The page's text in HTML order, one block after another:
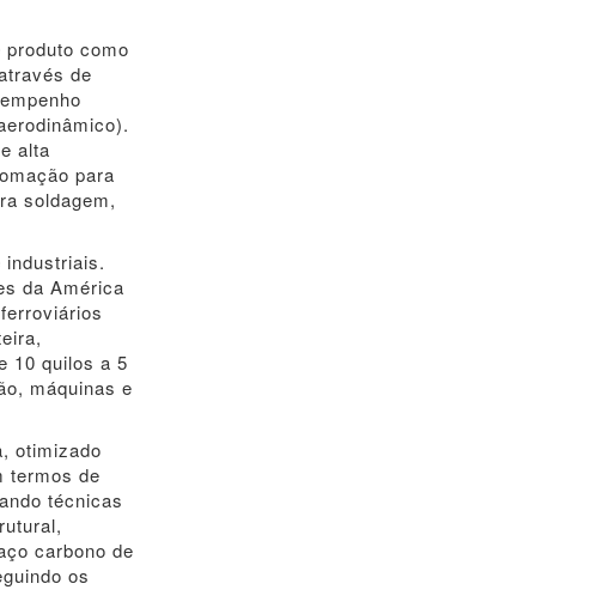
como
de
alta
para
soldagem,
industriais.
da América
10 quilos a 5
máquinas e
otimizado
termos de
técnicas
carbono de
os